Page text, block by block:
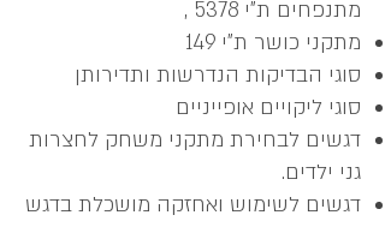
מתנפחים ת"י 5378 ,
מתקני כושר ת"י 149
סוגי הבדיקות הנדרשות ותדירותן
סוגי ליקויים אופייניים
דגשים לבחירת מתקני משחק לחצרות
גני ילדים.
דגשים לשימוש ואחזקה מושכלת בדגש